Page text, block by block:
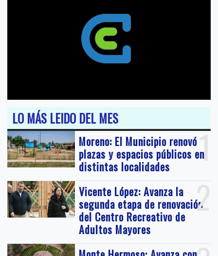
LO MÁS LEIDO DEL MES
1
Moreno: El Municipio renovó
plazas y espacios públicos en
distintas localidades
2
Vicente López: Avanza la
segunda etapa de renovación
del Centro Recreativo de
Adultos Mayores